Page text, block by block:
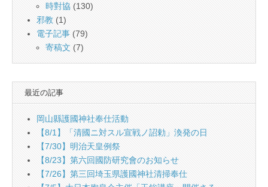
時對協 (130)
邪教 (1)
電子記事 (79)
寄稿文 (7)
最近の記事
岡山縣護國神社奉仕活動
【8/1】「清國ニ対スル宣戦ノ詔勅」渙発の日
【7/30】明治天皇例祭
【8/23】第六回國防研究會のお知らせ
【7/26】第三回埼玉県護國神社清掃奉仕